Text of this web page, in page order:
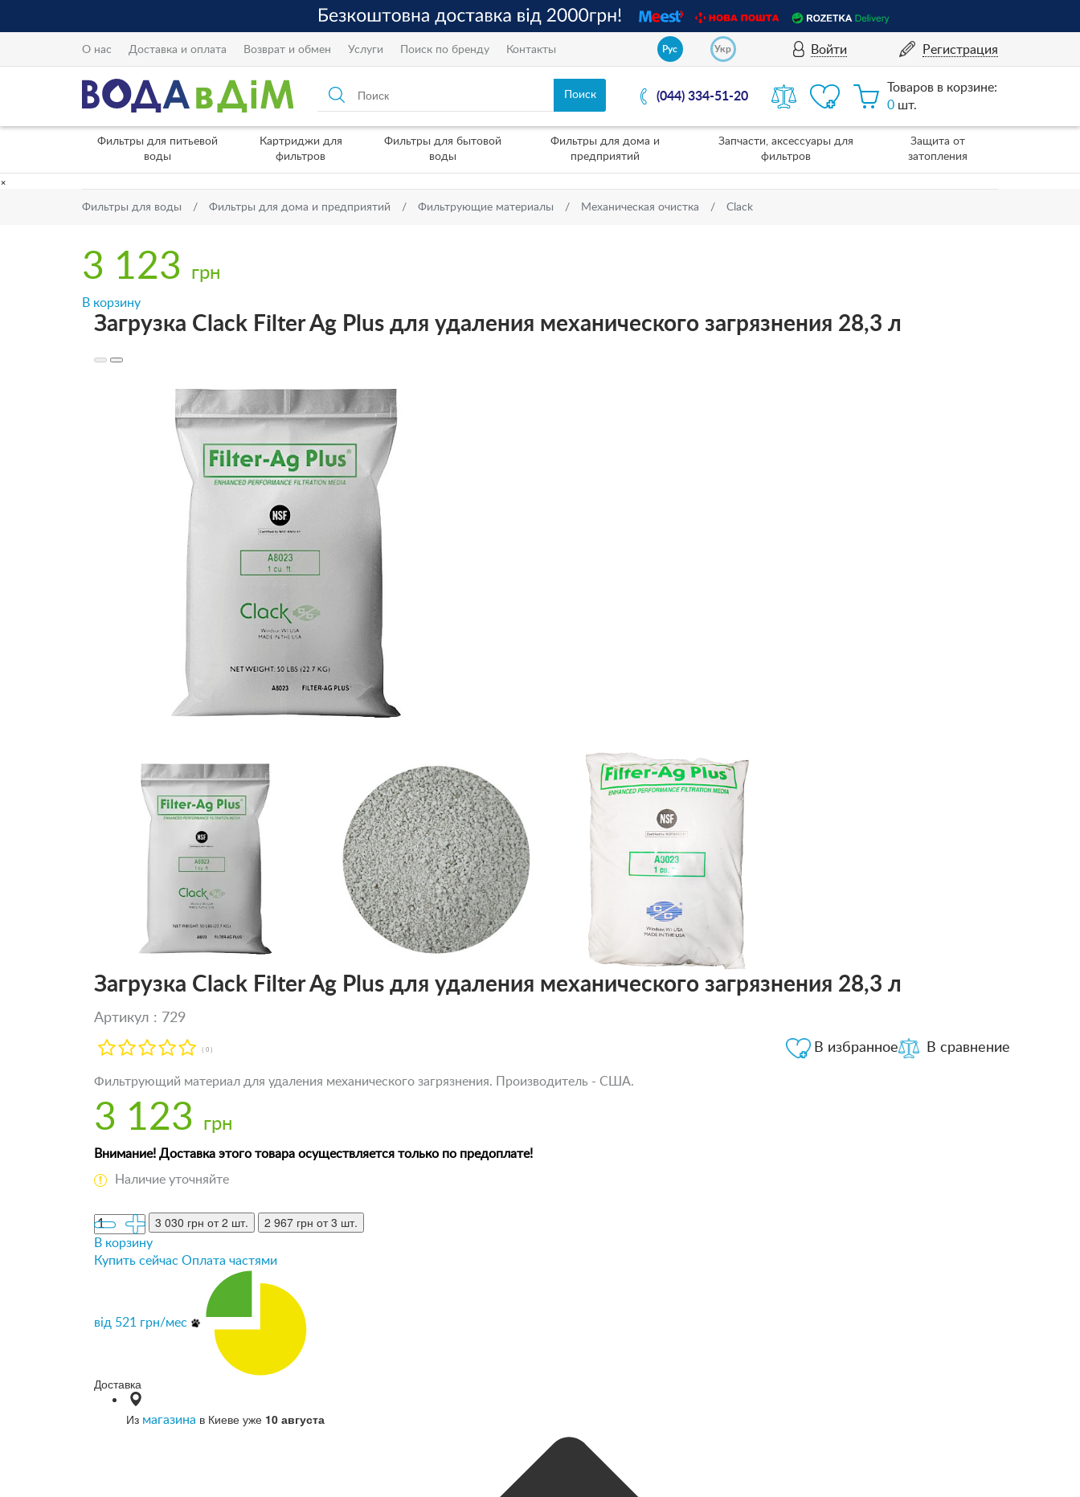
О нас Доставка и оплата Возврат и обмен Услуги Поиск по бренду Контакты Рус Укр Войти Регистрация
(044) 334-51-20
Товаров в корзине:
0 шт.
Фильтры для питьевой
воды
Картриджи для
фильтров
Фильтры для бытовой
воды
Фильтры для дома и
предприятий
Запчасти, аксессуары для
фильтров
Защита от
затопления
×
Фильтры для воды Фильтры для дома и предприятий Фильтрующие материалы Механическая очистка Clack
3 123 грн
В корзину
Загрузка Clack Filter Ag Plus для удаления механического загрязнения 28,3 л
Загрузка Clack Filter Ag Plus для удаления механического загрязнения 28,3 л
Артикул : 729
( 0 ) В сравнение
В избранное
Фильтрующий материал для удаления механического загрязнения. Производитель - США.
3 123 грн
Внимание! Доставка этого товара осуществляется только по предоплате!
Наличие уточняйте
3 030 грн от 2 шт. 2 967 грн от 3 шт.
В корзину
Купить сейчас Оплата частями
від 521 грн/мес
Доставка
Из магазина в Киеве уже 10 августа